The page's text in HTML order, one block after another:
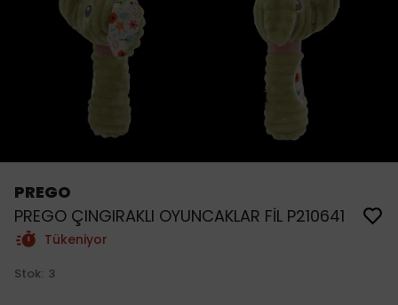
PREGO
PREGO ÇINGIRAKLI OYUNCAKLAR FİL P210641
Tükeniyor
Stok: 3